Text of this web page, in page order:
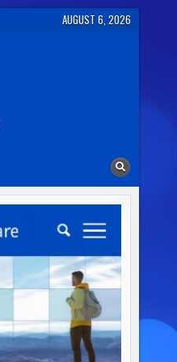
AUGUST 6, 2026